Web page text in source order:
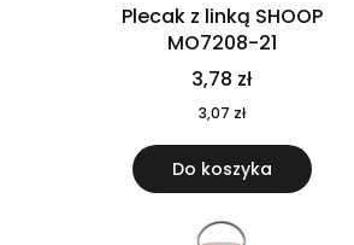
Plecak z linką SHOOP
MO7208-21
3,78 zł
3,07 zł
Do koszyka